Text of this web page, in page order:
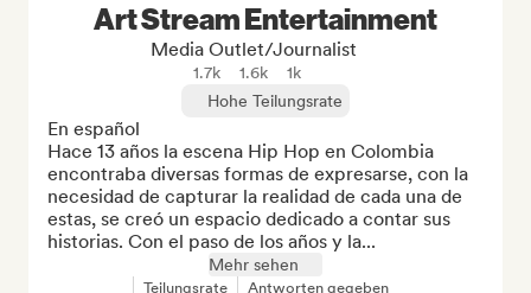
Art Stream Entertainment
Media Outlet/Journalist
1.7k 1.6k
1k
Hohe Teilungsrate
En español
Hace 13 años la escena Hip Hop en Colombia
encontraba diversas formas de expresarse, con la
necesidad de capturar la realidad de cada una de
estas, se creó un espacio dedicado a contar sus
historias. Con el paso de los años y la...
Mehr sehen
Teilungsrate Antworten gegeben